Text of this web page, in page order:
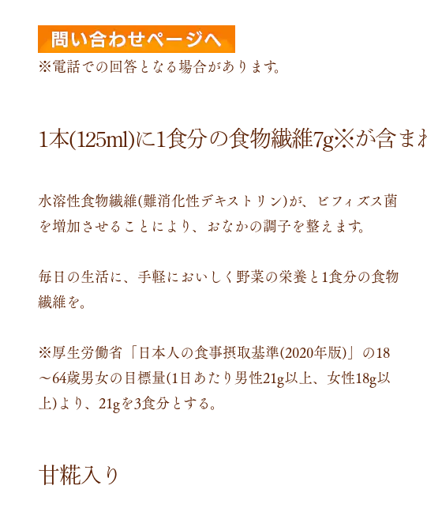
※電話での回答となる場合があります。
1本(125ml)に1食分の食物繊維7g※が含ま
水溶性食物繊維(難消化性デキストリン)が、ビフィズス菌
を増加させることにより、おなかの調子を整えます。
毎日の生活に、手軽においしく野菜の栄養と1食分の食物
繊維を。
※厚生労働省「日本人の食事摂取基準(2020年版)」の18
～64歳男女の目標量(1日あたり男性21g以上、女性18g以
上)より、21gを3食分とする。
甘糀入り